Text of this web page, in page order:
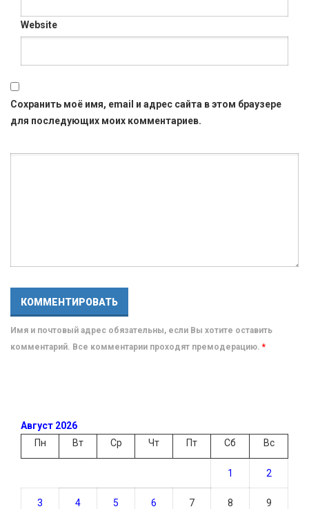
Website
Сохранить моё имя, email и адрес сайта в этом браузере
для последующих моих комментариев.
Имя и почтовый адрес обязательны, если Вы хотите оставить
комментарий. Все комментарии проходят премодерацию. *
Август 2026
Пн
Вт Ср Чт Пт Сб Вс
1 2
3 4 5 6 7 8 9